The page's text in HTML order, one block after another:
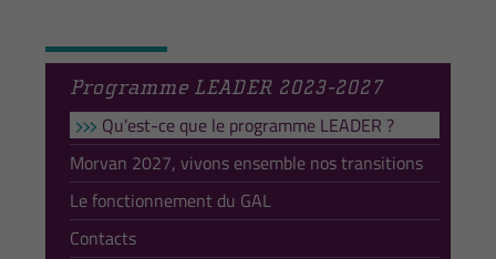
Programme LEADER 2023-2027
Qu’est-ce que le programme LEADER ?
Morvan 2027, vivons ensemble nos transitions
Le fonctionnement du GAL
Contacts